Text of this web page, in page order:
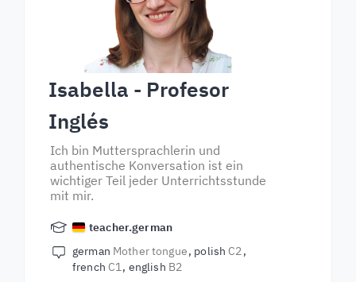
Isabella - Profesor
Inglés
Ich bin Muttersprachlerin und
authentische Konversation ist ein
wichtiger Teil jeder Unterrichtsstunde
mit mir.
teacher.german
german Mother tongue polish C2
french C1 english B2